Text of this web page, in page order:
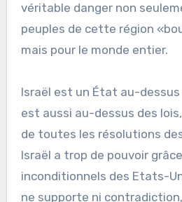
véritable danger non
peuples de cette région
mais pour le monde entier.
Israël est un État au-
est aussi au-dessus des
de toutes les résolutions
Israël a trop de pouvoir
inconditionnels des Etats-
ne supporte ni